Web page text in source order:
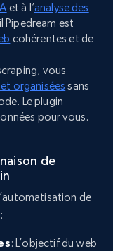
et à l’analyse des
Pipedream est
cohérentes et de
vous
organisées sans
Le plugin
pour vous.
de
de
: L’objectif du web